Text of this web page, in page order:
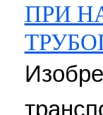
ПРИ